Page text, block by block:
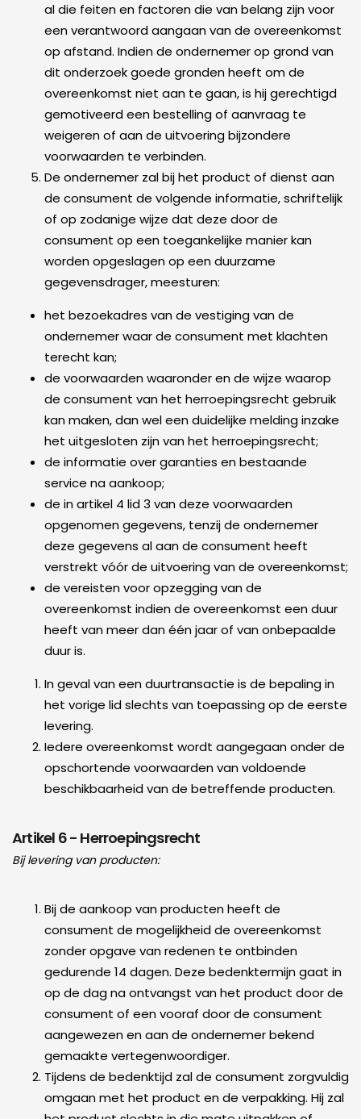
al die feiten en factoren die van belang zijn voor
een verantwoord aangaan van de overeenkomst
op afstand. Indien de ondernemer op grond van
dit onderzoek goede gronden heeft om de
overeenkomst niet aan te gaan, is hij gerechtigd
gemotiveerd een bestelling of aanvraag te
weigeren of aan de uitvoering bijzondere
voorwaarden te verbinden.
De ondernemer zal bij het product of dienst aan
de consument de volgende informatie, schriftelijk
of op zodanige wijze dat deze door de
consument op een toegankelijke manier kan
worden opgeslagen op een duurzame
gegevensdrager, meesturen:
het bezoekadres van de vestiging van de
ondernemer waar de consument met klachten
terecht kan;
de voorwaarden waaronder en de wijze waarop
de consument van het herroepingsrecht gebruik
kan maken, dan wel een duidelijke melding inzake
het uitgesloten zijn van het herroepingsrecht;
de informatie over garanties en bestaande
service na aankoop;
de in artikel 4 lid 3 van deze voorwaarden
opgenomen gegevens, tenzij de ondernemer
deze gegevens al aan de consument heeft
verstrekt vóór de uitvoering van de overeenkomst;
de vereisten voor opzegging van de
overeenkomst indien de overeenkomst een duur
heeft van meer dan één jaar of van onbepaalde
duur is.
In geval van een duurtransactie is de bepaling in
het vorige lid slechts van toepassing op de eerste
levering.
Iedere overeenkomst wordt aangegaan onder de
opschortende voorwaarden van voldoende
beschikbaarheid van de betreffende producten.
Artikel 6 - Herroepingsrecht
Bij levering van producten:
Bij de aankoop van producten heeft de
consument de mogelijkheid de overeenkomst
zonder opgave van redenen te ontbinden
gedurende 14 dagen. Deze bedenktermijn gaat in
op de dag na ontvangst van het product door de
consument of een vooraf door de consument
aangewezen en aan de ondernemer bekend
gemaakte vertegenwoordiger.
Tijdens de bedenktijd zal de consument zorgvuldig
omgaan met het product en de verpakking. Hij zal